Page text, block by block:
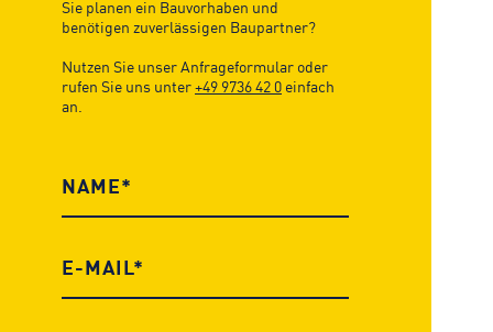
Sie planen ein Bauvorhaben und
benötigen zuverlässigen Baupartner?
Nutzen Sie unser Anfrageformular oder
rufen Sie uns unter +49 9736 42 0 einfach
an.